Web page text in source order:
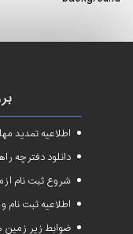
اطلاعیه تمدید
دانلود دفترچه
شروع ثبت نام
اطلاعیه ثبت نام و
ضوابط زیر زمین